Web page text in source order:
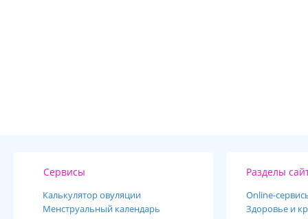
Сервисы
Калькулятор овуляции
Менструальный календарь
Разделы
Online-
Здоровье и